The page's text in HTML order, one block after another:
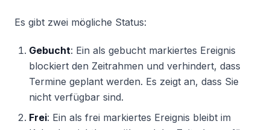
Es gibt zwei mögliche Status:
Gebucht: Ein als gebucht markiertes Ereignis
blockiert den Zeitrahmen und verhindert, dass
Termine geplant werden. Es zeigt an, dass Sie
nicht verfügbar sind.
Frei: Ein als frei markiertes Ereignis bleibt im